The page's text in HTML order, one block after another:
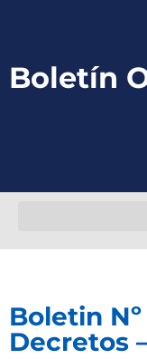
Boletín
Boletin Nº
Decretos